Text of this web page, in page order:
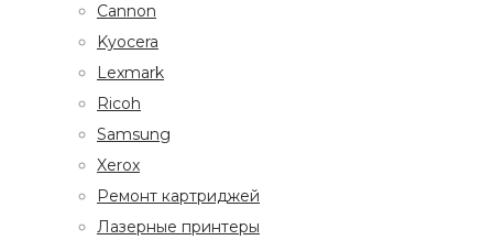
Cannon
Kyocera
Lexmark
Ricoh
Samsung
Xerox
Ремонт картриджей
Лазерные принтеры